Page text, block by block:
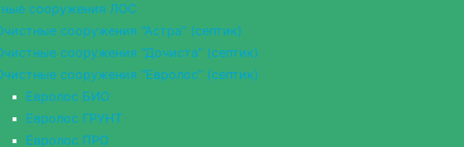
сооружения ЛОС
сооружения “Астра” (септик)
сооружения “Дочиста” (септик)
сооружения “Евролос” (септик)
Евролос БИО
Евролос ГРУНТ
Евролос ПРО